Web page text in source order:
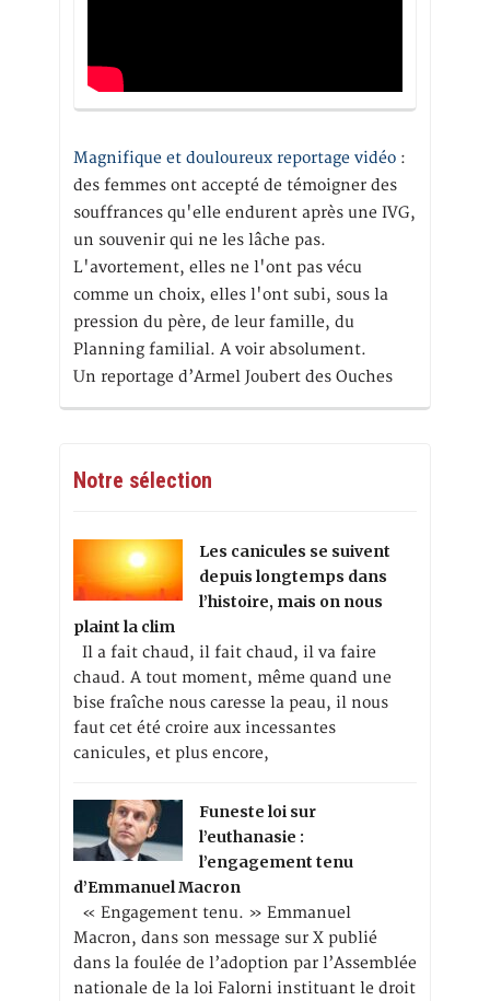
Magnifique et douloureux reportage vidéo :
des femmes ont accepté de témoigner des
souffrances qu'elle endurent après une IVG,
un souvenir qui ne les lâche pas.
L'avortement, elles ne l'ont pas vécu
comme un choix, elles l'ont subi, sous la
pression du père, de leur famille, du
Planning familial. A voir absolument.
Un reportage d’Armel Joubert des Ouches
Notre sélection
Les canicules se suivent
depuis longtemps dans
l’histoire, mais on nous
plaint la clim
Il a fait chaud, il fait chaud, il va faire
chaud. A tout moment, même quand une
bise fraîche nous caresse la peau, il nous
faut cet été croire aux incessantes
canicules, et plus encore,
Funeste loi sur
l’euthanasie :
l’engagement tenu
d’Emmanuel Macron
« Engagement tenu. » Emmanuel
Macron, dans son message sur X publié
dans la foulée de l’adoption par l’Assemblée
nationale de la loi Falorni instituant le droit